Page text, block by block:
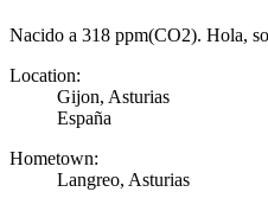
Nacido a 318 ppm(CO2). Hola,
Location:
Gijon, Asturias
España
Hometown:
Langreo, Asturias